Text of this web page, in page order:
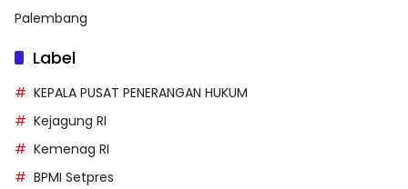
Palembang
Label
KEPALA PUSAT PENERANGAN HUKUM
Kejagung RI
Kemenag RI
BPMI Setpres